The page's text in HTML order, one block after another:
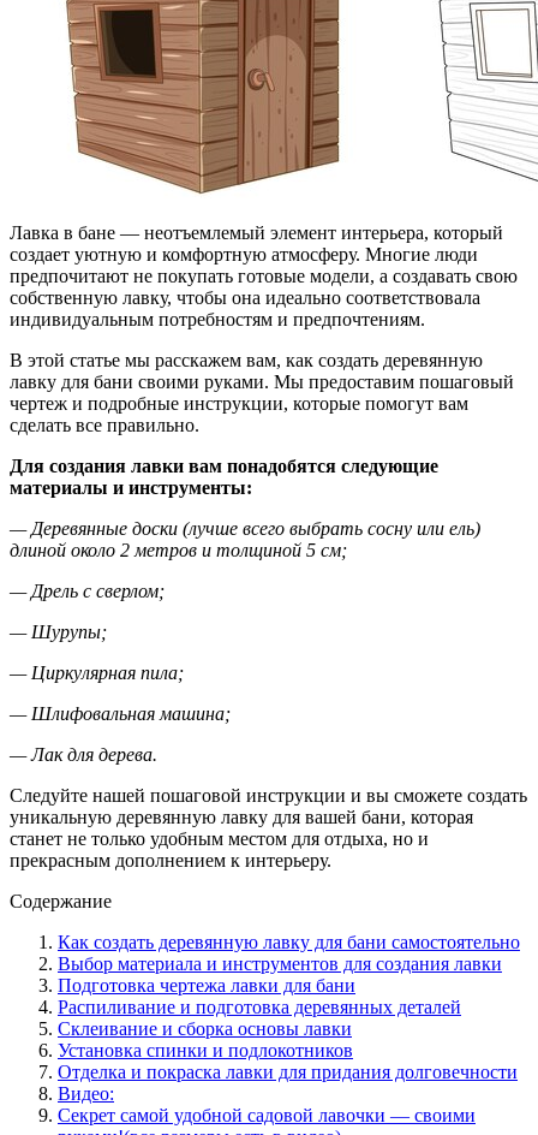
Лавка в бане — неотъемлемый элемент интерьера, который
создает уютную и комфортную атмосферу. Многие люди
предпочитают не покупать готовые модели, а создавать свою
собственную лавку, чтобы она идеально соответствовала
индивидуальным потребностям и предпочтениям.
В этой статье мы расскажем вам, как создать деревянную
лавку для бани своими руками. Мы предоставим пошаговый
чертеж и подробные инструкции, которые помогут вам
сделать все правильно.
Для создания лавки вам понадобятся следующие
материалы и инструменты:
— Деревянные доски (лучше всего выбрать сосну или ель)
длиной около 2 метров и толщиной 5 см;
— Дрель с сверлом;
— Шурупы;
— Циркулярная пила;
— Шлифовальная машина;
— Лак для дерева.
Следуйте нашей пошаговой инструкции и вы сможете создать
уникальную деревянную лавку для вашей бани, которая
станет не только удобным местом для отдыха, но и
прекрасным дополнением к интерьеру.
Содержание
Как создать деревянную лавку для бани самостоятельно
Выбор материала и инструментов для создания лавки
Подготовка чертежа лавки для бани
Распиливание и подготовка деревянных деталей
Склеивание и сборка основы лавки
Установка спинки и подлокотников
Отделка и покраска лавки для придания долговечности
Видео:
Секрет самой удобной садовой лавочки — своими